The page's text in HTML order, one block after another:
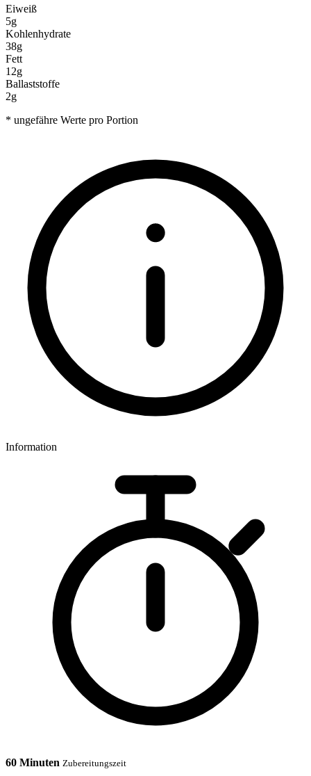
Eiweiß
5g
Kohlenhydrate
38g
Fett
12g
Ballaststoffe
2g
* ungefähre Werte pro Portion
Information
60 Minuten Zubereitungszeit